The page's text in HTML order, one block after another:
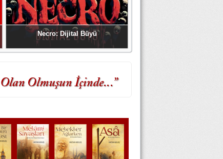
Necro: Dijital Büyü